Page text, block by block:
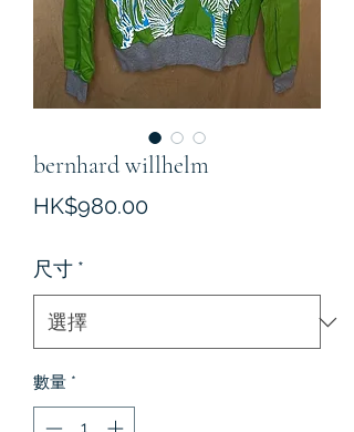
bernhard willhelm
HK$980.00價
尺寸 *
數量 *